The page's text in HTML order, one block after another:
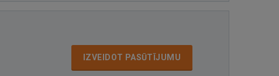
IZVEIDOT PASŪTĪJUMU